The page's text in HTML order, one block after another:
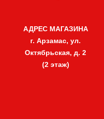
АДРЕС МАГАЗИНА
г. Арзамас, ул.
Октябрьская, д. 2
(2 этаж)